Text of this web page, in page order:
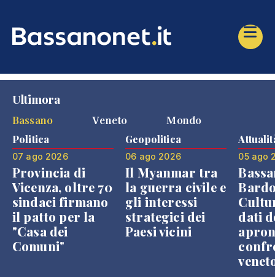
Ultimora
Bassano
Veneto Mondo
Politica
07 ago 2026
Provincia di
Vicenza, oltre 70
sindaci firmano
il patto per la
"Casa dei
Comuni"
Geopolitica
06 ago 2026
Il Myanmar tra
la guerra civile e
gli interessi
strategici dei
Paesi vicini
05 ago
dati